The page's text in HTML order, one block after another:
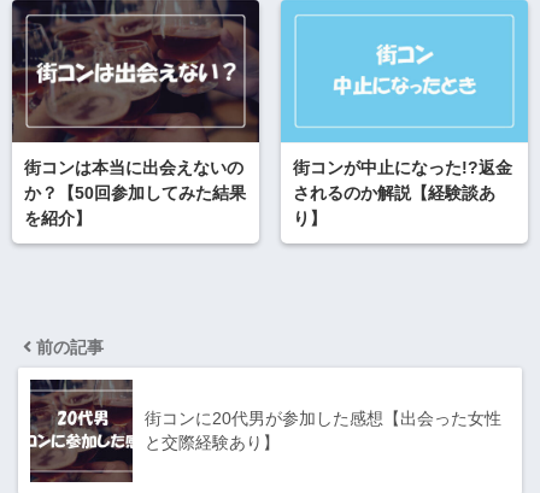
街コンは本当に出会えないの
か？【50回参加してみた結果
を紹介】
街コンが中止になった!?返金
されるのか解説【経験談あ
り】
前の記事
街コンに20代男が参加した感想【出会った女性
と交際経験あり】